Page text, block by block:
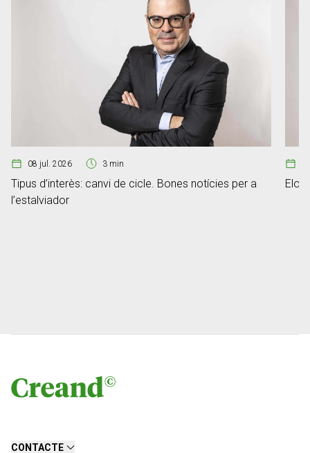
08 jul. 2026 3 min
Tipus d’interès: canvi de cicle. Bones notícies per a
l’estalviador
Elon
CONTACTE